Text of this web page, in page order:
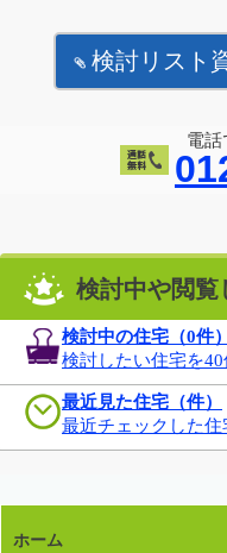
検討リスト
電話
検討中や閲覧
検討中の住宅（0件）
検討したい住宅を40
最近見た住宅（件）
最近チェックした住
ホーム